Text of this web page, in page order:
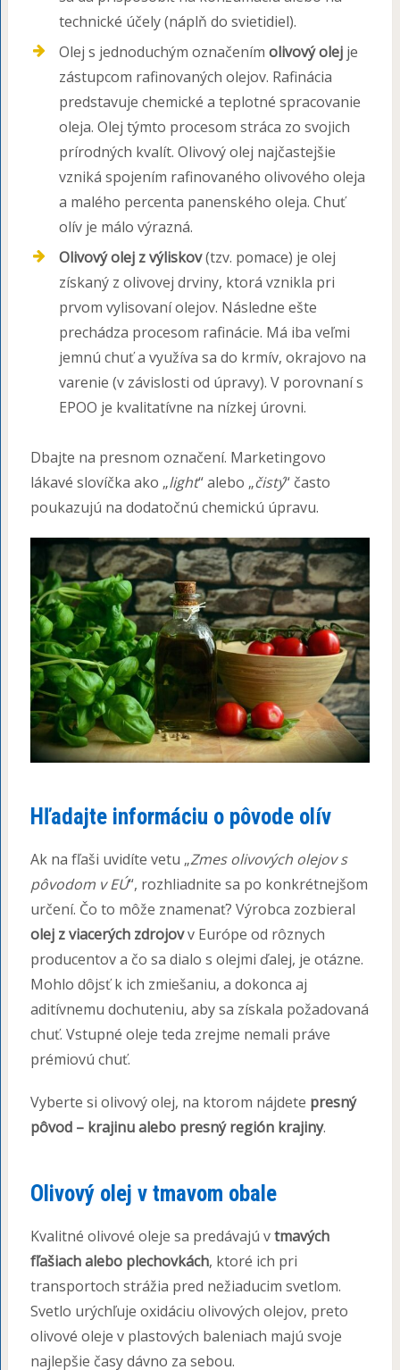
technické účely (náplň do svietidiel).
Olej s jednoduchým označením olivový olejje
zástupcom rafinovaných olejov. Rafinácia
predstavuje chemické a teplotné spracovanie
oleja. Olej týmto procesom stráca zo svojich
prírodných kvalít. Olivový olej najčastejšie
vzniká spojením rafinovaného olivového oleja
a malého percenta panenského oleja. Chuť
olív je málo výrazná.
Olivový olej z výliskov(tzv. pomace) je olej
získaný z olivovej drviny, ktorá vznikla pri
prvom vylisovaní olejov. Následne ešte
prechádza procesom rafinácie. Má iba veľmi
jemnú chuť a využíva sa do krmív, okrajovo na
varenie (v závislosti od úpravy). V porovnaní s
EPOO je kvalitatívne na nízkej úrovni.
Dbajte na presnom označení. Marketingovo
lákavé slovíčka ako „light“ alebo „čistý“ často
poukazujú na dodatočnú chemickú úpravu.
Hľadajte informáciu o pôvode olív
Ak na fľaši uvidíte vetu „Zmes olivových olejov s
pôvodom v EÚ“, rozhliadnite sa po konkrétnejšom
určení. Čo to môže znamenať? Výrobca zozbieral
olej z viacerých zdrojovv Európe od rôznych
producentov a čo sa dialo s olejmi ďalej, je otázne.
Mohlo dôjsť k ich zmiešaniu, a dokonca aj
aditívnemu dochuteniu, aby sa získala požadovaná
chuť. Vstupné oleje teda zrejme nemali práve
prémiovú chuť.
Vyberte si olivový olej, na ktorom nájdete presný
pôvod – krajinu alebo presný región krajiny.
Olivový olej v tmavom obale
Kvalitné olivové oleje sa predávajú vtmavých
fľašiach alebo plechovkách, ktoré ich pri
transportoch strážia pred nežiaducim svetlom.
Svetlo urýchľuje oxidáciu olivových olejov, preto
olivové oleje v plastových baleniach majú svoje
najlepšie časy dávno za sebou.